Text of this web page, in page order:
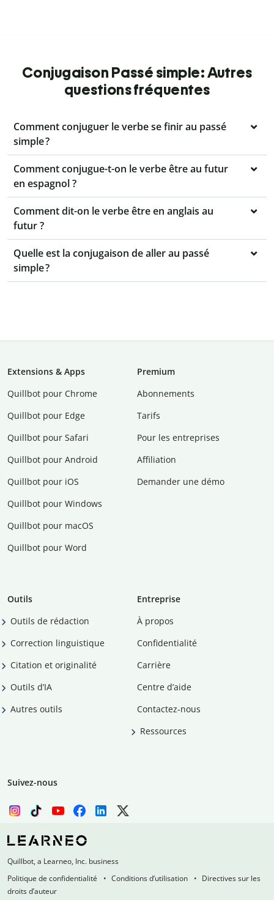
Conjugaison Passé simple: Autres
questions fréquentes
Comment conjuguer le verbe se finir au passé
simple ?
Comment conjugue-t-on le verbe être au futur
en espagnol ?
Comment dit-on le verbe être en anglais au
futur ?
Quelle est la conjugaison de aller au passé
simple ?
Extensions & Apps
Quillbot pour Chrome
Quillbot pour Edge
Quillbot pour Safari
Quillbot pour Android
Quillbot pour iOS
Quillbot pour Windows
Quillbot pour macOS
Quillbot pour Word
Premium
Abonnements
Tarifs
Pour les entreprises
Affiliation
Demander une démo
Outils
Outils de rédaction
Correction linguistique
Citation et originalité
Outils d’IA
Autres outils
Entreprise
À propos
Confidentialité
Carrière
Centre d’aide
Contactez-nous
Ressources
Suivez-nous
Quillbot, a Learneo, Inc. business
Politique de confidentialité
Conditions d’utilisation
Directives sur les
droits d’auteur